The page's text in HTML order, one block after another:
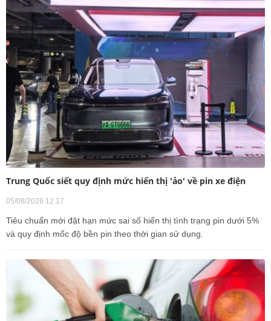
Trung Quốc siết quy định mức hiển thị 'ảo' về pin xe điện
05/08/2026 12:17
Tiêu chuẩn mới đặt hạn mức sai số hiển thị tình trạng pin dưới 5%
và quy định mốc độ bền pin theo thời gian sử dụng.